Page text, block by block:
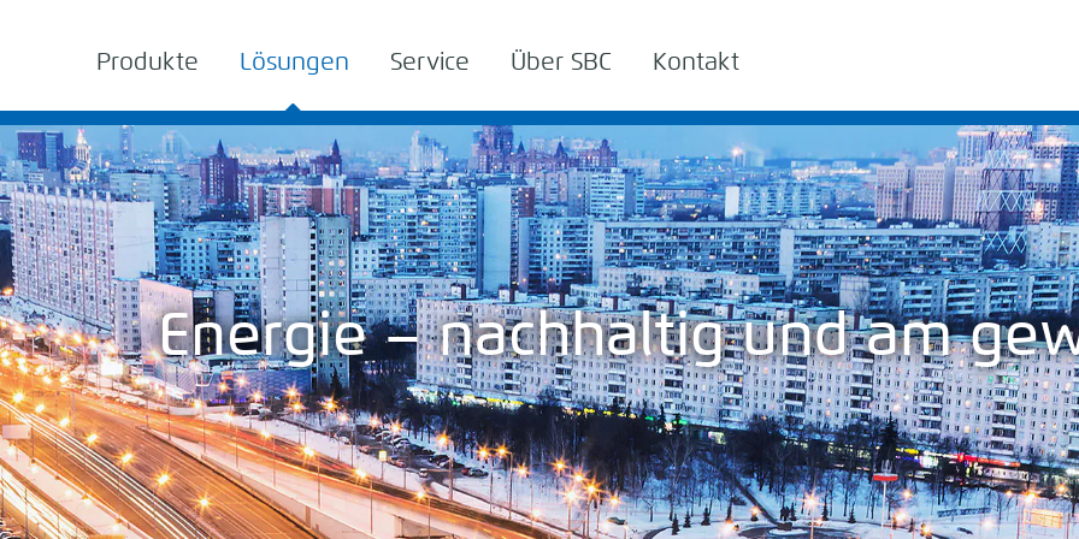
Produkte Lösungen Service Über SBC Kontakt
Energie – nachhaltig und am